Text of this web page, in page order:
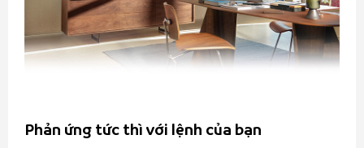
Phản ứng tức thì với lệnh của bạn